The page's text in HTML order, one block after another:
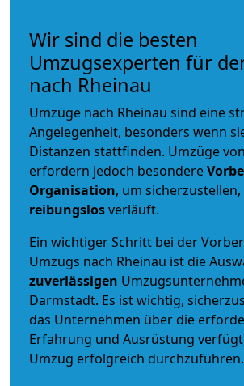
Wir sind die besten
Umzugsexperten für
nach Rheinau
Umzüge nach Rheinau sind eine
Angelegenheit, besonders wenn
Distanzen stattfinden. Umzüge
erfordern jedoch besondere
Organisation, um sicherzustellen,
reibungslosverläuft.
Ein wichtiger Schritt bei der
Umzugs nach Rheinau ist die
zuverlässigen
Darmstadt. Es ist wichtig,
das Unternehmen über die
Erfahrung und Ausrüstung
Umzug erfolgreich durchzuführen.